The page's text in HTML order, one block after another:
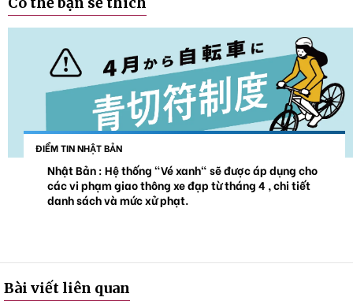
ĐIỂM TIN NHẬT BẢN
Nhật Bản : Hệ thống "Vé xanh" sẽ được áp dụng cho
các vi phạm giao thông xe đạp từ tháng 4 , chi tiết
danh sách và mức xử phạt.
Bài viết liên quan